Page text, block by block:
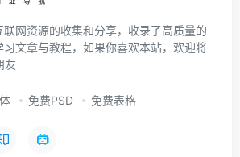
网资源的收集和分享，收录了高质量的
习文章与教程，如果你喜欢本站，欢迎将
友
免费PSD 免费表格